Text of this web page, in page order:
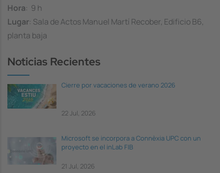
Hora: 9 h
Lugar: Sala de Actos Manuel Martí Recober, Edificio B6,
planta baja
Noticias Recientes
Cierre por vacaciones de verano 2026
22 Jul, 2026
Microsoft se incorpora a Connèxia UPC con un
proyecto en el inLab FIB
21 Jul, 2026